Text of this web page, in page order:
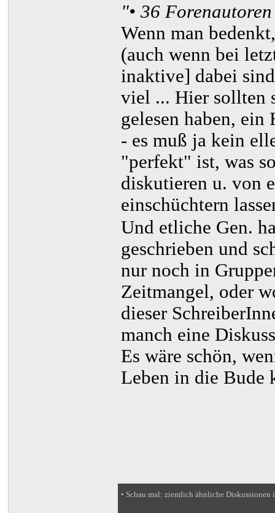
"• 36
Wenn man
(auch wenn bei
inaktive] dabei
viel ... Hier sollten
gelesen haben, ein
- es muß ja kein
"perfekt" ist, was
diskutieren u. von
einschüchtern
Und etliche Gen.
geschrieben und
nur noch in
Zeitmangel, oder
dieser
manch eine
Es wäre schön,
Leben in die Bude
• Schau mal: ziemlich ähnliche Diskussionen